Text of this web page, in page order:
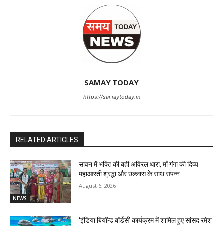
SAMAY TODAY
https://samaytoday.in
RELATED ARTICLES
NEWS
सावन में भक्ति की बही अविरल धारा, माँ गंगा की दिव्य
महाआरती श्रद्धा और उल्लास के साथ संपन्न
August 6, 2026
‘इंडिया बियॉन्ड बॉर्डर्स’ कार्यक्रम में शामिल हुए सांसद रमेश